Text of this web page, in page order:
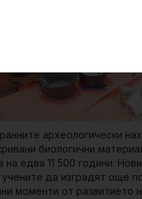
археологически
биологични
на едва 11 500 години.
учените да изградят още
моменти от развитието